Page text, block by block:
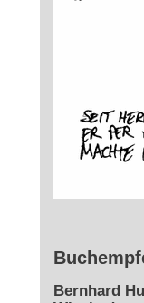
Bernhard